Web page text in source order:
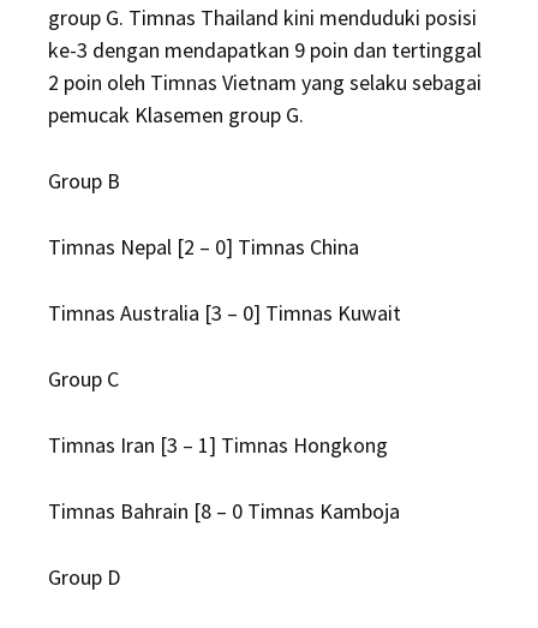
group G. Timnas Thailand kini menduduki posisi
ke-3 dengan mendapatkan 9 poin dan tertinggal
2 poin oleh Timnas Vietnam yang selaku sebagai
pemucak Klasemen group G.
Group B
Timnas Nepal [2 – 0] Timnas China
Timnas Australia [3 – 0] Timnas Kuwait
Group C
Timnas Iran [3 – 1] Timnas Hongkong
Timnas Bahrain [8 – 0 Timnas Kamboja
Group D